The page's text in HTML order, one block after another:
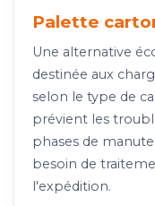
Palette
Une alternative
destinée aux
selon le type de
prévient les
phases de
besoin de
l'expédition.